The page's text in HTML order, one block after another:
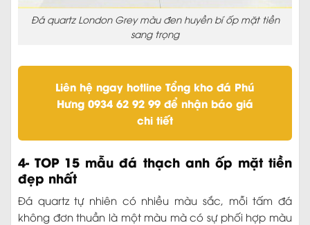
Đá quartz London Grey màu đen huyền bí ốp mặt tiền
sang trọng
Liên hệ ngay hotline Tổng kho đá Phú
Hưng 0934 62 92 99 để nhận báo giá
chi tiết
4- TOP 15 mẫu đá thạch anh ốp mặt tiền
đẹp nhất
Đá quartz tự nhiên có nhiều màu sắc, mỗi tấm đá
không đơn thuần là một màu mà có sự phối hợp màu